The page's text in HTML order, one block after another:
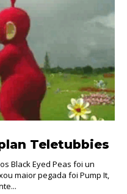
Teletubbies
Black Eyed Peas foi un
maior pegada foi Pump It,